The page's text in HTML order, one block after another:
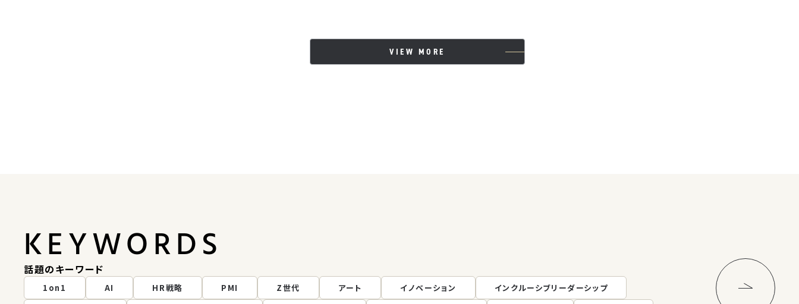
VIEW MORE
KEYWORDS
話題のキーワード
1on1 AI HR戦略 PMI Z世代 アート イノベーション インクルーシブリーダーシップ キーワード一覧へ